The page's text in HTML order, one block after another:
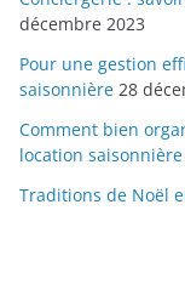
décembre 2023
Pour une gestion
saisonnière 28
Comment bien
location saisonnière
Traditions de Noël